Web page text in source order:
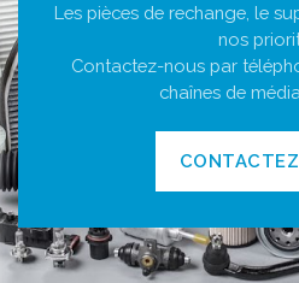
Les pièces de rechange, le
nos
Contactez-nous par
chaînes de